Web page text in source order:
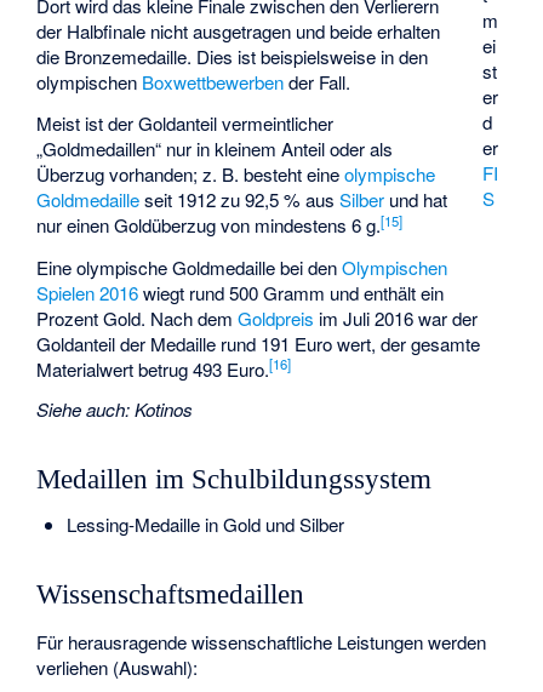
m
ei
st
er
d
er
FI
S
der Halbfinale nicht ausgetragen und beide erhalten
die Bronzemedaille. Dies ist beispielsweise in den
olympischen Boxwettbewerbender Fall.
Meist ist der Goldanteil vermeintlicher
„Goldmedaillen“ nur in kleinem Anteil oder als
Überzug vorhanden; z. B. besteht eineolympische
Goldmedailleseit 1912 zu 92,5 % ausSilber und hat
nur einen Goldüberzug von mindestens 6 g.[15]
Eine olympische Goldmedaille bei denOlympischen
Spielen 2016wiegt rund 500 Gramm und enthält ein
Prozent Gold. Nach demGoldpreis im Juli 2016 war der
Goldanteil der Medaille rund 191 Euro wert, der gesamte
Materialwert betrug 493 Euro.[16]
Siehe auch:Kotinos
Medaillen im Schulbildungssystem
Lessing-Medaillein Gold und Silber
Wissenschaftsmedaillen
Für herausragende wissenschaftliche Leistungen werden
verliehen (Auswahl):